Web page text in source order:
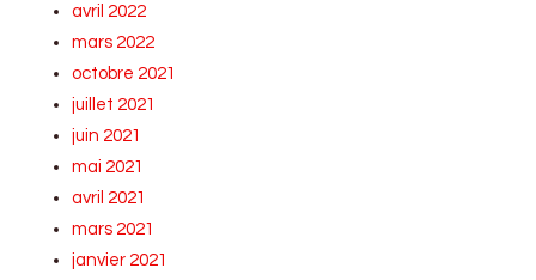
avril 2022
mars 2022
octobre 2021
juillet 2021
juin 2021
mai 2021
avril 2021
mars 2021
janvier 2021